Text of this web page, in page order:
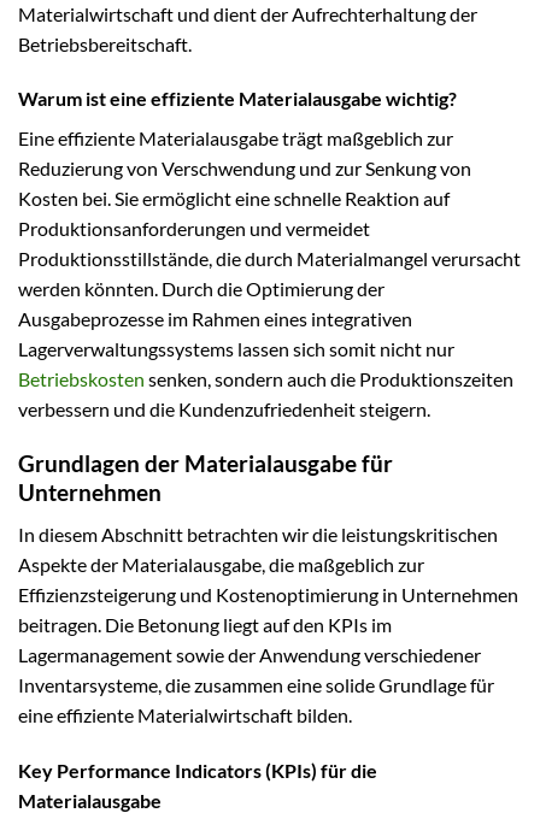
Materialwirtschaft und dient der Aufrechterhaltung der
Betriebsbereitschaft.
Warum ist eine effiziente Materialausgabe wichtig?
Eine effiziente Materialausgabe trägt maßgeblich zur
Reduzierung von Verschwendung und zur Senkung von
Kosten bei. Sie ermöglicht eine schnelle Reaktion auf
Produktionsanforderungen und vermeidet
Produktionsstillstände, die durch Materialmangel verursacht
werden könnten. Durch die Optimierung der
Ausgabeprozesse im Rahmen eines integrativen
Lagerverwaltungssystems lassen sich somit nicht nur
Betriebskosten senken, sondern auch die Produktionszeiten
verbessern und die Kundenzufriedenheit steigern.
Grundlagen der Materialausgabe für
Unternehmen
In diesem Abschnitt betrachten wir die leistungskritischen
Aspekte der Materialausgabe, die maßgeblich zur
Effizienzsteigerung und Kostenoptimierung in Unternehmen
beitragen. Die Betonung liegt auf den KPIs im
Lagermanagement sowie der Anwendung verschiedener
Inventarsysteme, die zusammen eine solide Grundlage für
eine effiziente Materialwirtschaft bilden.
Key Performance Indicators (KPIs) für die
Materialausgabe